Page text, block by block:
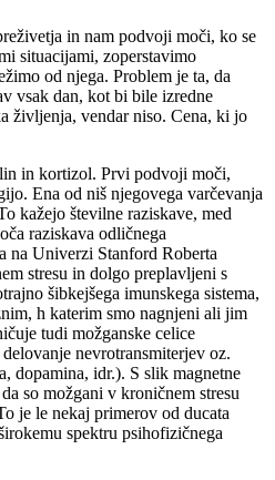
in nam podvoji moči, ko se
situacijami, zoperstavimo
od njega. Problem je ta, da
vsak dan, kot bi bile izredne
življenja, vendar niso. Cena, ki jo
in kortizol. Prvi podvoji moči,
Ena od niš njegovega varčevanja
kažejo številne raziskave, med
raziskava odličnega
na Univerzi Stanford Roberta
stresu in dolgo preplavljeni s
šibkejšega imunskega sistema,
h katerim smo nagnjeni ali jim
tudi možganske celice
nevrotransmiterjev oz.
dopamina, idr.). S slik magnetne
so možgani v kroničnem stresu
je le nekaj primerov od ducata
spektru psihofizičnega